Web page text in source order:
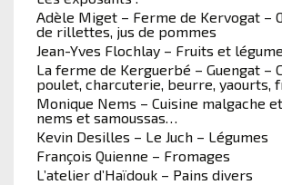
Adèle Miget – Ferme de Kervogat –
de rillettes, jus de pommes
Jean-Yves Flochlay – Fruits et
La ferme de Kerguerbé – Guengat –
poulet, charcuterie, beurre, yaourts,
Monique Nems – Cuisine malgache
nems et samoussas…
Kevin Desilles – Le Juch – Légumes
François Quienne – Fromages
L’atelier d’Haïdouk – Pains divers